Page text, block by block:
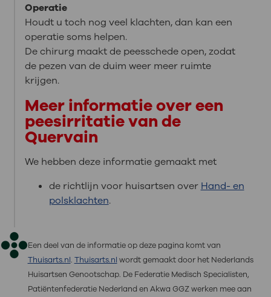
Operatie
Houdt u toch nog veel klachten, dan kan een
operatie soms helpen.
De chirurg maakt de peesschede open, zodat
de pezen van de duim weer meer ruimte
krijgen.
Meer informatie over een
peesirritatie van de
Quervain
We hebben deze informatie gemaakt met
de richtlijn voor huisartsen over Hand- en
polsklachten.
Een deel van de informatie op deze pagina komt van
Thuisarts.nl. Thuisarts.nl wordt gemaakt door het Nederlands
Huisartsen Genootschap. De Federatie Medisch Specialisten,
Patiëntenfederatie Nederland en Akwa GGZ werken mee aan